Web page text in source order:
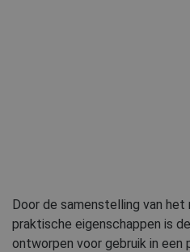
Door de samenstelling van het
praktische eigenschappen is
ontworpen voor gebruik in een